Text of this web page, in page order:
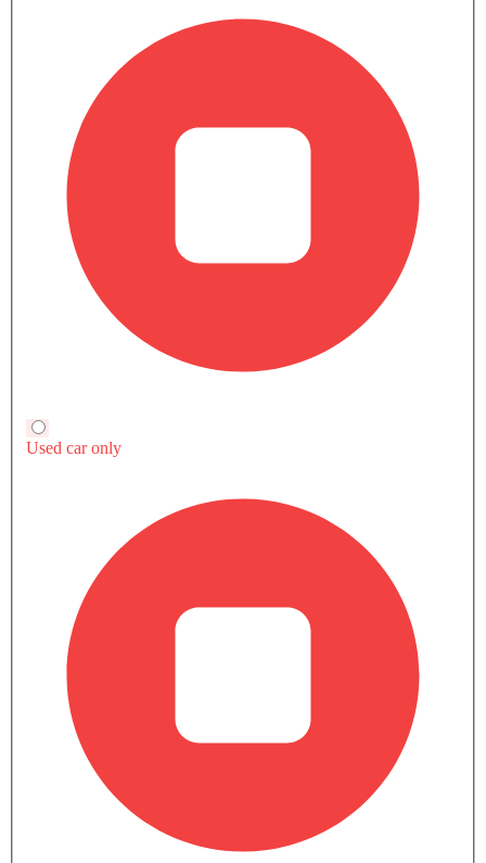
متقاطع, مصباح أمامي, مصباح خلفي, منظر الصندوق عن قرب, عرض
متقاطع خلفي, عرض متوسط خلفي.
قم بتنزيل الكتيب للحصول على معلومات مفصلة عن
المواصفات والميزات والأسعار.